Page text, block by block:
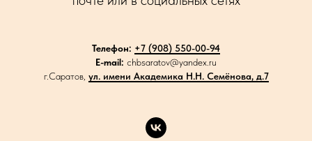
Телефон: +7 (908) 550-00-94
E-mail: chbsaratov@yandex.ru
г.Саратов, ул. имени Академика Н.Н. Семёнова, д.7